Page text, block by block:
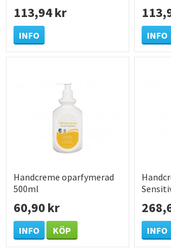
113,94 kr
INFO INFO
Handcreme oparfymerad
500ml
60,90 kr
INFO KÖP INFO